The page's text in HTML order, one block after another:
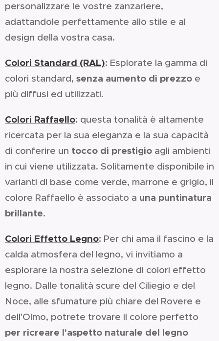
personalizzare le vostre zanzariere,
adattandole perfettamente allo stile e al
design della vostra casa.
Colori Standard (RAL): Esplorate la gamma di
colori standard, senza aumento di prezzo e
più diffusi ed utilizzati.
Colori Raffaello: questa tonalità è altamente
ricercata per la sua eleganza e la sua capacità
di conferire un tocco di prestigio agli ambienti
in cui viene utilizzata. Solitamente disponibile in
varianti di base come verde, marrone e grigio, il
colore Raffaello è associato a una puntinatura
brillante.
Colori Effetto Legno: Per chi ama il fascino e la
calda atmosfera del legno, vi invitiamo a
esplorare la nostra selezione di colori effetto
legno. Dalle tonalità scure del Ciliegio e del
Noce, alle sfumature più chiare del Rovere e
dell'Olmo, potrete trovare il colore perfetto
per ricreare l'aspetto naturale del legno